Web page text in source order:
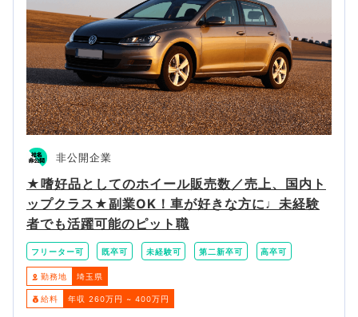
非公開企業
★嗜好品としてのホイール販売数／売上、国内ト
ップクラス★副業OK！車が好きな方に♩未経験
者でも活躍可能のピット職
フリーター可 既卒可 未経験可 第二新卒可 高卒可
勤務地 埼玉県
給料 年収 260万円 ~ 400万円